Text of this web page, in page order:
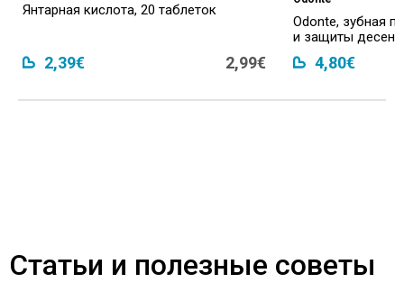
Янтарная кислота, 20 таблеток
2,39€ 2,99€
Odonte, зубная
и защиты десен,
4,80€
Статьи и полезные советы